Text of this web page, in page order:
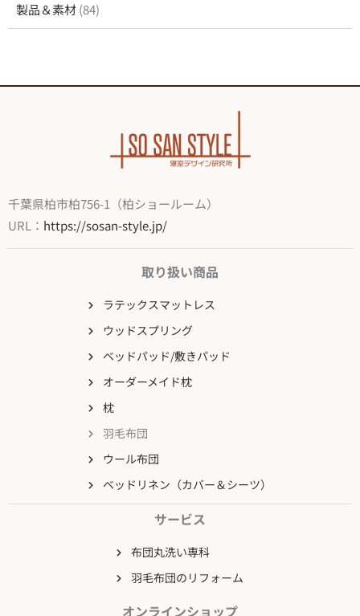
製品＆素材(84)
取り扱い商品
ラテックスマットレス
ウッドスプリング
ベッドパッド/敷きパッド
オーダーメイド枕
枕
羽毛布団
ウール布団
ベッドリネン（カバー＆シーツ）
サービス
布団丸洗い専科
羽毛布団のリフォーム
オンラインショップ
千葉県柏市柏756-1（柏ショールーム）
URL： https://sosan-style.jp/